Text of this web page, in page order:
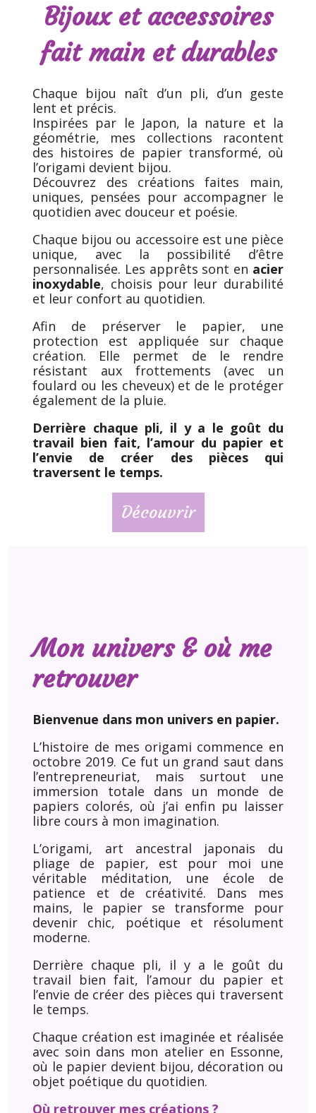
Bijoux et accessoires
fait main et durables
Chaque bijou naît d’un pli, d’un geste
lent et précis.
Inspirées par le Japon, la nature et la
géométrie, mes collections racontent
des histoires de papier transformé, où
l’origami devient bijou.
Découvrez des créations faites main,
uniques, pensées pour accompagner le
quotidien avec douceur et poésie.
Chaque bijou ou accessoire est une pièce
unique, avec la possibilité d’être
personnalisée. Les apprêts sont en acier
inoxydable, choisis pour leur durabilité
et leur confort au quotidien.
Afin de préserver le papier, une
protection est appliquée sur chaque
création. Elle permet de le rendre
résistant aux frottements (avec un
foulard ou les cheveux) et de le protéger
également de la pluie.
Derrière chaque pli, il y a le goût du
travail bien fait, l’amour du papier et
l’envie de créer des pièces qui
traversent le temps.
Découvrir
Mon univers & où me
retrouver
Bienvenue dans mon univers en papier.
L’histoire de mes origami commence en
octobre 2019. Ce fut un grand saut dans
l’entrepreneuriat, mais surtout une
immersion totale dans un monde de
papiers colorés, où j’ai enfin pu laisser
libre cours à mon imagination.
L’origami, art ancestral japonais du
pliage de papier, est pour moi une
véritable méditation, une école de
patience et de créativité. Dans mes
mains, le papier se transforme pour
devenir chic, poétique et résolument
moderne.
Derrière chaque pli, il y a le goût du
travail bien fait, l’amour du papier et
l’envie de créer des pièces qui traversent
le temps.
Chaque création est imaginée et réalisée
avec soin dans mon atelier en Essonne,
où le papier devient bijou, décoration ou
objet poétique du quotidien.
Où retrouver mes créations ?